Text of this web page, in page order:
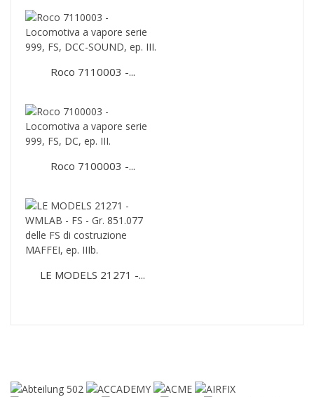
Roco 7110003 -...
Roco 7100003 -...
LE MODELS 21271 -...